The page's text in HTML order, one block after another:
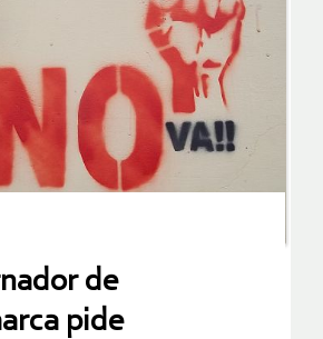
de
pide